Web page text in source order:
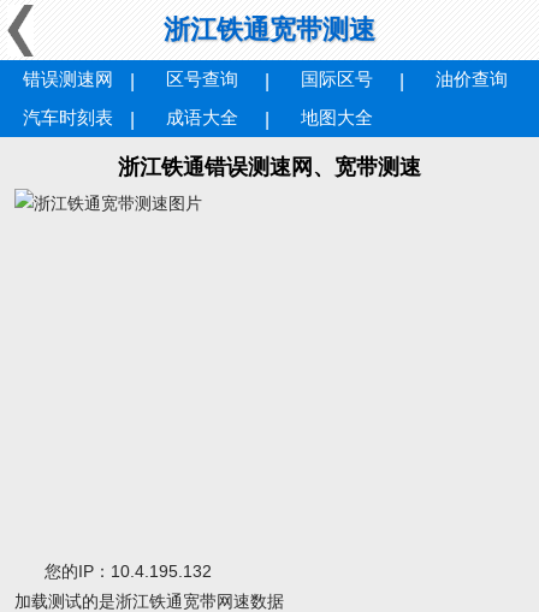
浙江铁通宽带测速
错误测速网 区号查询 国际区号
油价查询
汽车时刻表
成语大全 地图大全
浙江铁通错误测速网、宽带测速
您的IP：10.4.195.132
加载测试的是浙江铁通宽带网速数据